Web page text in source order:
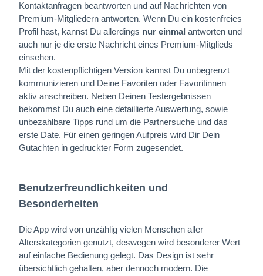
Kontaktanfragen beantworten und auf Nachrichten von
Premium-Mitgliedern antworten. Wenn Du ein kostenfreies
Profil hast, kannst Du allerdings nur einmal antworten und
auch nur je die erste Nachricht eines Premium-Mitglieds
einsehen.
Mit der kostenpflichtigen Version kannst Du unbegrenzt
kommunizieren und Deine Favoriten oder Favoritinnen
aktiv anschreiben. Neben Deinen Testergebnissen
bekommst Du auch eine detaillierte Auswertung, sowie
unbezahlbare Tipps rund um die Partnersuche und das
erste Date. Für einen geringen Aufpreis wird Dir Dein
Gutachten in gedruckter Form zugesendet.
Benutzerfreundlichkeiten und
Besonderheiten
Die App wird von unzählig vielen Menschen aller
Alterskategorien genutzt, deswegen wird besonderer Wert
auf einfache Bedienung gelegt. Das Design ist sehr
übersichtlich gehalten, aber dennoch modern. Die